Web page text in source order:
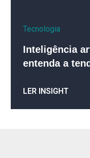
Tecnologia
Inteligência
entenda a
LER INSIGHT